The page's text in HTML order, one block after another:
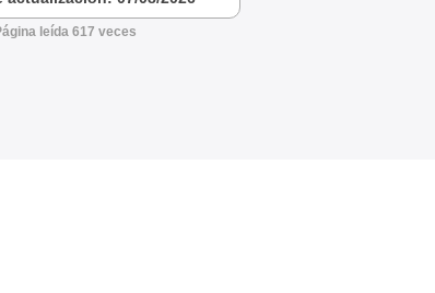
leída 617 veces